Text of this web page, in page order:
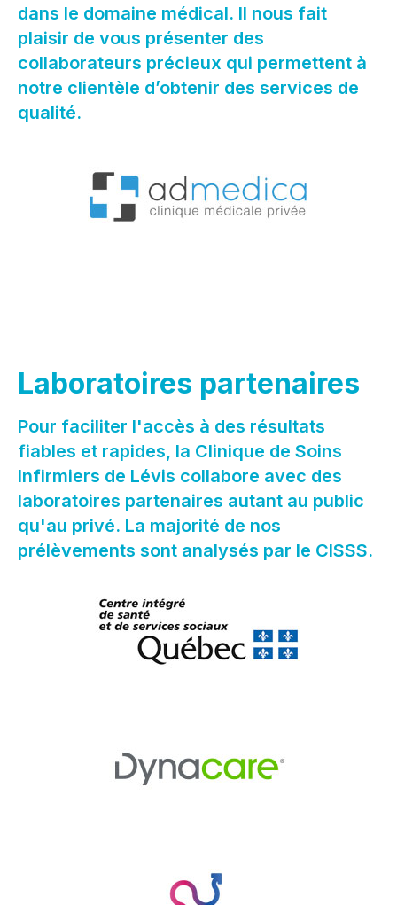
dans le domaine médical. Il nous fait
plaisir de vous présenter des
collaborateurs précieux qui permettent à
notre clientèle d’obtenir des services de
qualité.
Laboratoires partenaires
Pour faciliter l'accès à des résultats
fiables et rapides, la Clinique de Soins
Infirmiers de Lévis collabore avec des
laboratoires partenaires autant au public
qu'au privé. La majorité de nos
prélèvements sont analysés par le CISSS.